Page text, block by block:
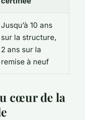
Jusqu’à 10 ans
sur la structure,
2 ans sur la
remise à neuf
cœur de la